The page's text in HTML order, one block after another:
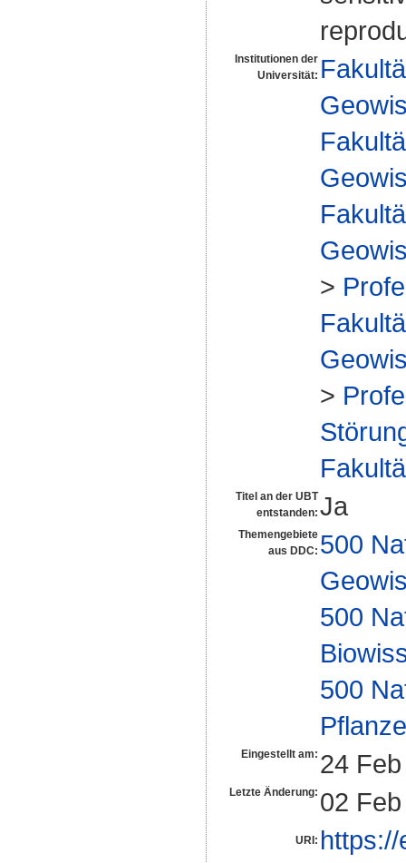
Institutionen der
Universität:
>
>
Titel an der UBT
entstanden: Ja
Themengebiete
aus DDC: 500
500
500
Eingestellt am: 24
Letzte Änderung: 02
URI: